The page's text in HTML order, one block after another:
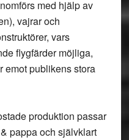
med hjälp av
vajrar och
vars
flygfärder möjliga,
emot publikens stora
produktion passar
pappa och självklart